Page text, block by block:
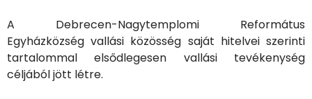
A Debrecen-Nagytemplomi Református
Egyházközség vallási közösség saját hitelvei szerinti
tartalommal elsődlegesen vallási tevékenység
céljából jött létre.